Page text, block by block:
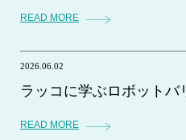
READ MORE
2026.06.02
ラッコに学ぶロボットバ
READ MORE